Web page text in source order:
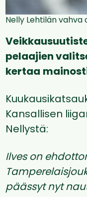
Nelly Lehtilän vahva
pelaajien
kertaa
Kansallisen
Nellystä:
Ilves on
päässyt nyt